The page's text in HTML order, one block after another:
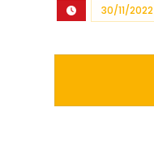
30/11/2022